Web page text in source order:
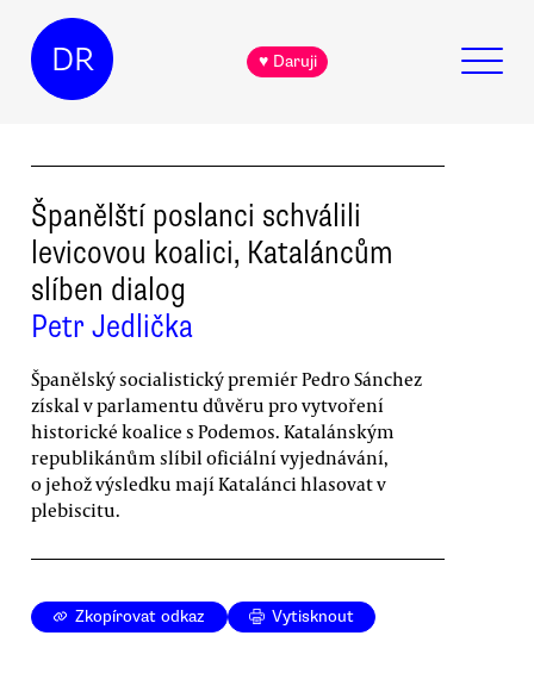
DR ♥ Daruji
Španělští poslanci schválili
levicovou koalici, Kataláncům
slíben dialog
Petr Jedlička
Španělský socialistický premiér Pedro Sánchez
získal v parlamentu důvěru pro vytvoření
historické koalice s Podemos. Katalánským
republikánům slíbil oficiální vyjednávání,
o jehož výsledku mají Katalánci hlasovat v
plebiscitu.
Zkopírovat odkaz Vytisknout